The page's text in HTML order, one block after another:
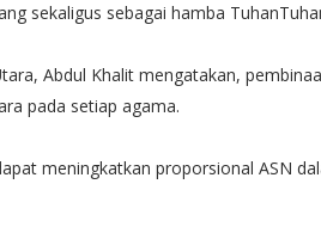
sekaligus sebagai hamba
Abdul Khalit mengatakan,
pada setiap agama.
meningkatkan proporsional ASN